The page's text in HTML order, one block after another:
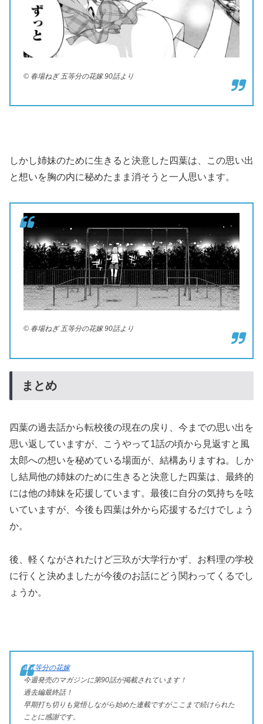
© 春場ねぎ 五等分の花嫁 90話より
しかし姉妹のために生きると決意した四葉は、この思い出
と想いを胸の内に秘めたまま消そうと一人思います。
© 春場ねぎ 五等分の花嫁 90話より
まとめ
四葉の過去話から転校後の現在の戻り、今までの思い出を
思い返していますが、こうやって1話の頃から見返すと風
太郎への想いを秘めている場面が、結構ありますね。しか
し結局他の姉妹のために生きると決意した四葉は、最終的
には他の姉妹を応援しています。最後に自分の気持ちを呟
いていますが、今後も四葉は外から応援するだけでしょう
か。
後、軽くながされたけど三玖が大学行かず、お料理の学校
に行くと決めましたが今後のお話にどう関わってくるでし
ょうか。
#五等分の花嫁
今週発売のマガジンに第90話が掲載されています！
過去編最終話！
早期打ち切りも覚悟しながら始めた連載ですがここまで続けられた
ことに感謝です。